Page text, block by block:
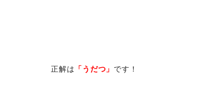
正解は 「うだつ」 です！